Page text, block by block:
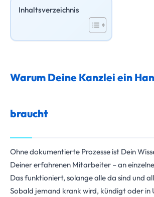
Inhaltsverzeichnis
Warum Deine Kanzlei ein
braucht
Ohne dokumentierte Prozesse ist Dein
Deiner erfahrenen Mitarbeiter – an
Das funktioniert, solange alle da sind und
Sobald jemand krank wird, kündigt oder in